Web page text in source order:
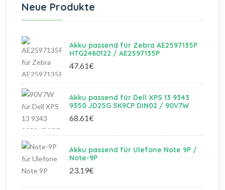
Neue Produkte
Akku passend für Zebra AE2597135P
HTG2480122 / AE2597135P
47.61€
Akku passend für Dell XPS 13 9343
9350 JD25G 5K9CP DIN02 / 90V7W
68.61€
Akku passend für Ulefone Note 9P /
Note-9P
23.19€